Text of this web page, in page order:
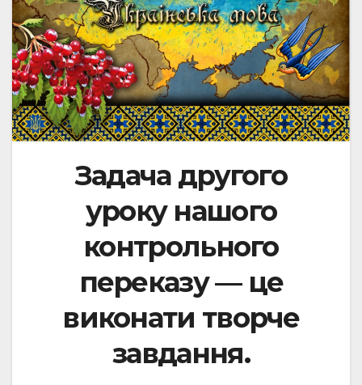
Задача другого
уроку нашого
контрольного
переказу — це
виконати творче
завдання.